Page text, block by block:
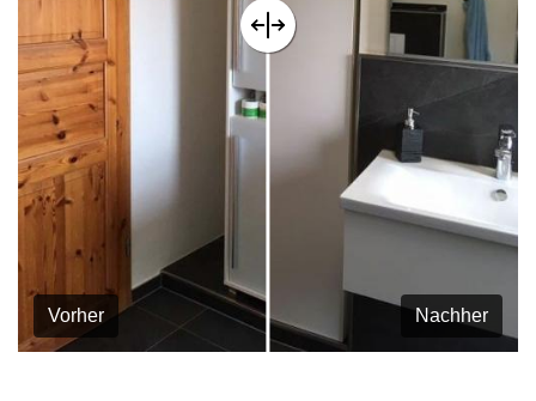
Vorher Nachher